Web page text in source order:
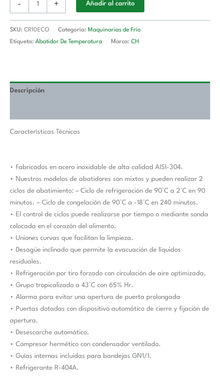
- + Añadir al carrito
SKU: CR10ECO Categoría: Maquinarias de Frío
Etiqueta: Abatidor De Temperatura Marca: CH
Descripción
Características Técnicas
• Fabricados en acero inoxidable de alta calidad AISI-304.
• Nuestros modelos de abatidores son mixtos y pueden realizar 2
ciclos de abatimiento: – Ciclo de refrigeración de 90°C a 2°C en 90
minutos. – Ciclo de congelación de 90°C a -18°C en 240 minutos.
• El control de ciclos puede realizarse por tiempo o mediante sonda
colocada en el corazón del alimento.
• Uniones curvas que facilitan la limpieza.
• Desagüe inclinado que permite la evacuación de líquidos
residuales.
• Refrigeración por tiro forzado con circulación de aire optimizada.
• Grupo tropicalizado a 43°C con 65% Hr.
• Alarma para evitar una apertura de puerta prolongada
• Puertas dotadas con dispositivo automático de cierre y fijación de
apertura.
• Desescarche automático.
• Compresor hermético con condensador ventilado.
• Guías internas incluidas para bandejas GN1/1.
• Refrigerante R-404A.